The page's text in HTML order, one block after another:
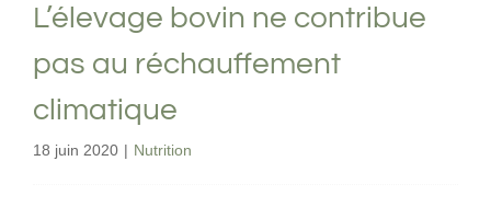
L’élevage bovin ne contribue
pas au réchauffement
climatique
18 juin 2020 | Nutrition